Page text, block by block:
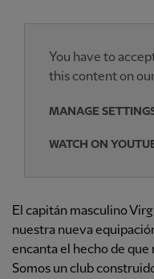
You have to
this content on
MANAGE
WATCH ON
El capitán masculino
nuestra nueva
encanta el hecho de
Somos un club